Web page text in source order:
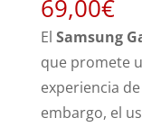
69,00€
El Samsung
que promete
experiencia
embargo, el